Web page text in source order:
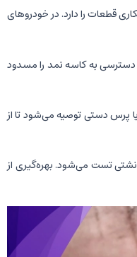
قطعات را دارد. در خودروهای
دسترسی به کاسه نمد را مسدود
پرس دستی توصیه می‌شود تا از
تست می‌شود. بهره‌گیری از